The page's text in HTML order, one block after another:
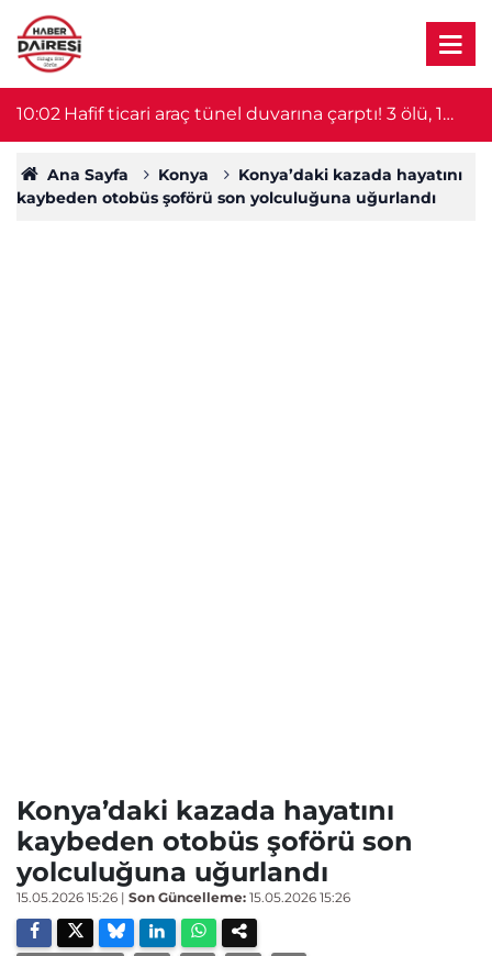
09:45 Milyonları ilgilendiren haber geldi! Öğrenci affı
yürürlüğe girdi
Ana Sayfa Konya
Konya’daki kazada hayatını
kaybeden otobüs şoförü son yolculuğuna uğurlandı
Konya’daki kazada hayatını
kaybeden otobüs şoförü son
yolculuğuna uğurlandı
15.05.2026 15:26 | Son Güncelleme: 15.05.2026 15:26